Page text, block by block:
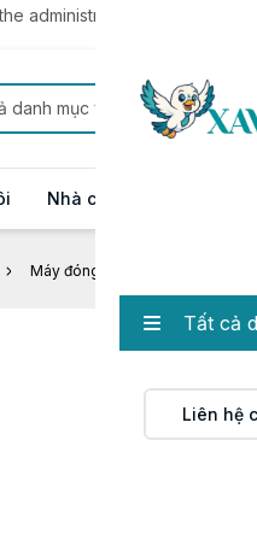
administrator to update to
Tất cả
Liên hệ
danh mục
Nhà cung cấp
Máy đóng gói kẹo xoắn kép tự
Máy
Máy
gói các
kẹo tự
biến